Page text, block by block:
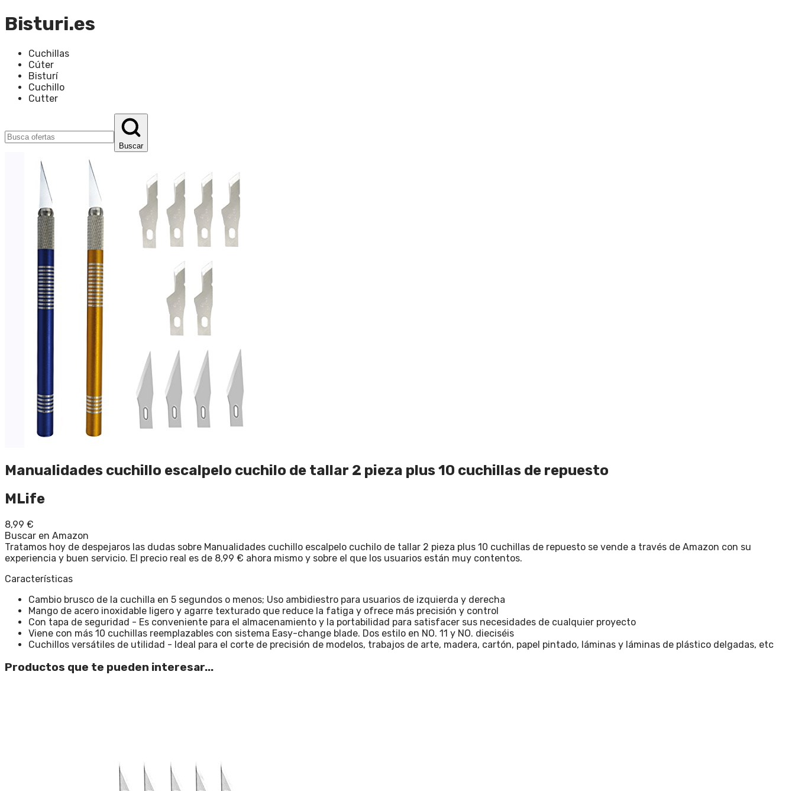
Bisturi.es
Cuchillas
Cúter
Bisturí
Cuchillo
Cutter
Buscar
Manualidades cuchillo escalpelo cuchilo de tallar 2 pieza plus 10 cuchillas de repuesto
MLife
8,99 €
Buscar en Amazon
Tratamos hoy de despejaros las dudas sobre Manualidades cuchillo escalpelo cuchilo de tallar 2 pieza plus 10 cuchillas de repuesto se vende a través de Amazon con su
experiencia y buen servicio. El precio real es de 8,99 € ahora mismo y sobre el que los usuarios están muy contentos.
Características
Cambio brusco de la cuchilla en 5 segundos o menos; Uso ambidiestro para usuarios de izquierda y derecha
Mango de acero inoxidable ligero y agarre texturado que reduce la fatiga y ofrece más precisión y control
Con tapa de seguridad - Es conveniente para el almacenamiento y la portabilidad para satisfacer sus necesidades de cualquier proyecto
Viene con más 10 cuchillas reemplazables con sistema Easy-change blade. Dos estilo en NO. 11 y NO. dieciséis
Cuchillos versátiles de utilidad - Ideal para el corte de precisión de modelos, trabajos de arte, madera, cartón, papel pintado, láminas y láminas de plástico delgadas, etc
Productos que te pueden interesar...